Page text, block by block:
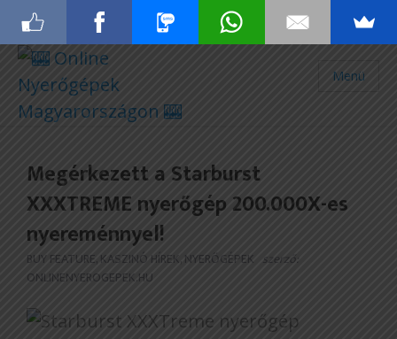
Menü
Megérkezett a Starburst
XXXTREME nyerőgép 200.000X-es
nyereménnyel!
BUY FEATURE,KASZINÓ HÍREK, NYERŐGÉPEK szerző:
ONLINENYEROGEPEK.HU